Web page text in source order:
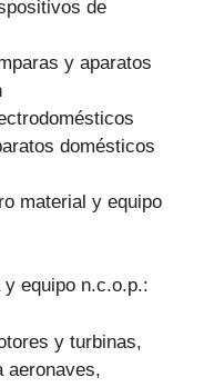
de
y aparatos
domésticos
material y equipo
equipo n.c.o.p.:
y turbinas,
aeronaves,